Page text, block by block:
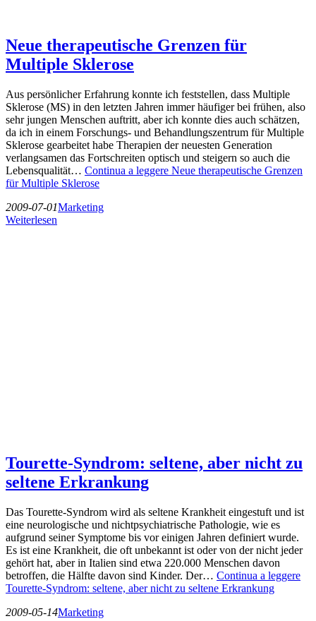
Neue therapeutische Grenzen für
Multiple Sklerose
Aus persönlicher Erfahrung konnte ich feststellen, dass Multiple
Sklerose (MS) in den letzten Jahren immer häufiger bei frühen, also
sehr jungen Menschen auftritt, aber ich konnte dies auch schätzen,
da ich in einem Forschungs- und Behandlungszentrum für Multiple
Sklerose gearbeitet habe Therapien der neuesten Generation
verlangsamen das Fortschreiten optisch und steigern so auch die
Lebensqualität… Continua a leggere Neue therapeutische Grenzen
für Multiple Sklerose
2009-07-01Marketing
Weiterlesen
Tourette-Syndrom: seltene, aber nicht zu
seltene Erkrankung
Das Tourette-Syndrom wird als seltene Krankheit eingestuft und ist
eine neurologische und nichtpsychiatrische Pathologie, wie es
aufgrund seiner Symptome bis vor einigen Jahren definiert wurde.
Es ist eine Krankheit, die oft unbekannt ist oder von der nicht jeder
gehört hat, aber in Italien sind etwa 220.000 Menschen davon
betroffen, die Hälfte davon sind Kinder. Der… Continua a leggere
Tourette-Syndrom: seltene, aber nicht zu seltene Erkrankung
2009-05-14Marketing